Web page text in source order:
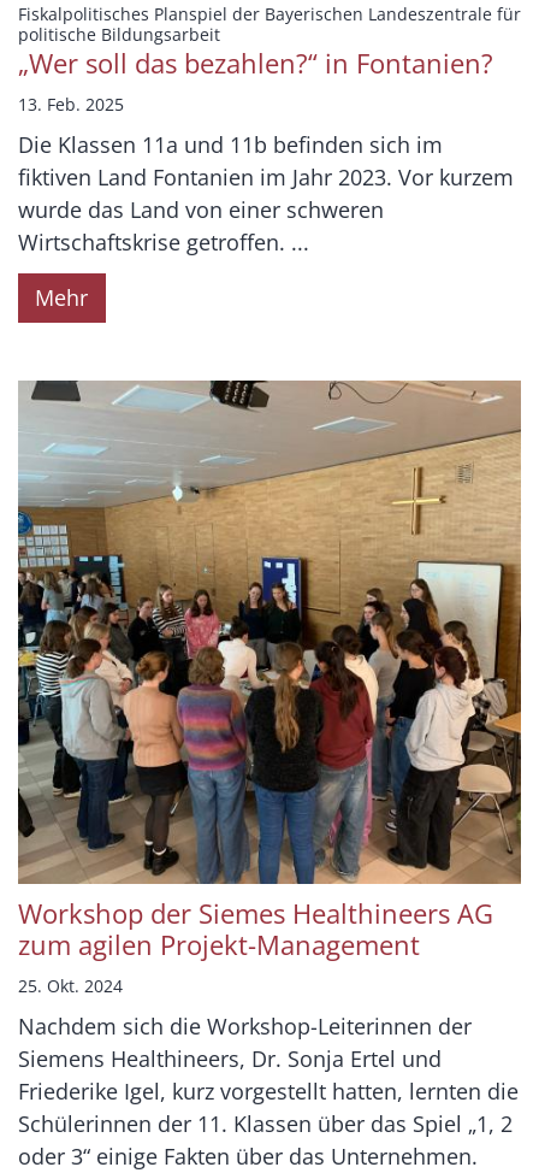
Fiskalpolitisches Planspiel der Bayerischen Landeszentrale für
politische Bildungsarbeit:
„Wer soll das bezahlen?“ in Fontanien?
13. Feb. 2025
Die Klassen 11a und 11b befinden sich im
fiktiven Land Fontanien im Jahr 2023. Vor kurzem
wurde das Land von einer schweren
Wirtschaftskrise getroffen. ...
Mehr
Workshop der Siemes Healthineers AG
zum agilen Projekt-Management
25. Okt. 2024
Nachdem sich die Workshop-Leiterinnen der
Siemens Healthineers, Dr. Sonja Ertel und
Friederike Igel, kurz vorgestellt hatten, lernten die
Schülerinnen der 11. Klassen über das Spiel „1, 2
oder 3“ einige Fakten über das Unternehmen.